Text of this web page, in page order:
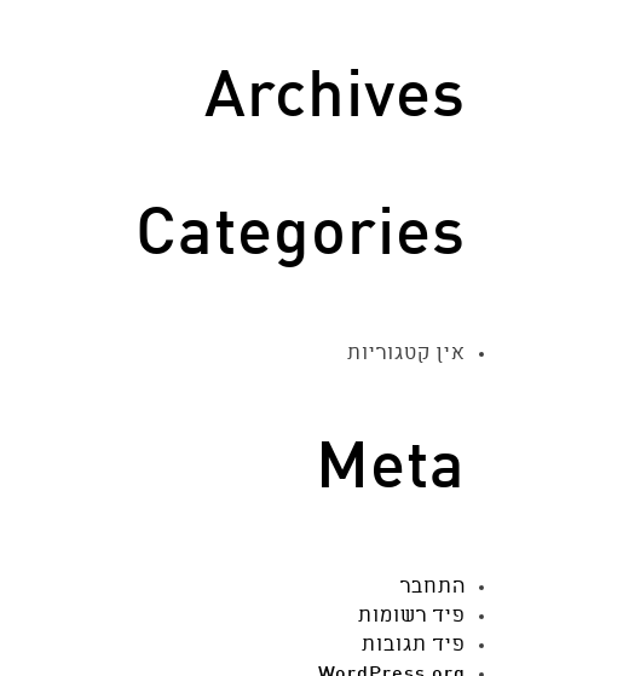
Archives
Categories
אין קטגוריות
Meta
התחבר
פיד רשומות
פיד תגובות